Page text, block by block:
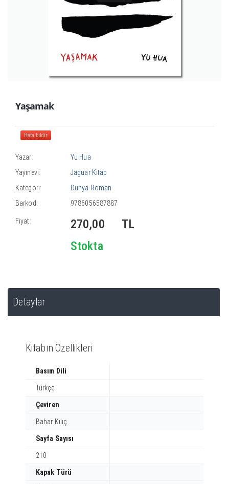
Yaşamak
Hata bildir
Yazar:
Yu Hua
Yayınevi:
Jaguar Kitap
Kategori:
Dünya Roman
Barkod:
9786056587887
Fiyat: 270,00
TL
Stokta
Detaylar
Kitabın Özellikleri
Basım Dili
Türkçe
Çeviren
Bahar Kılıç
Sayfa Sayısı
210
Kapak Türü